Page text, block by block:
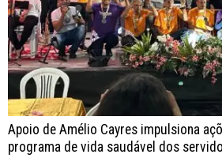
Apoio de Amélio Cayres impulsiona
programa de vida saudável dos